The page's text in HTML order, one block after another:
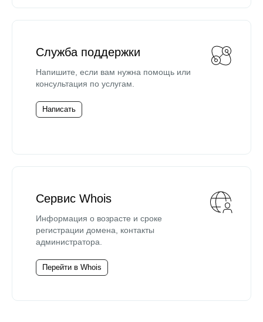
Служба поддержки
Напишите, если вам нужна помощь или
консультация по услугам.
Написать
Сервис Whois
Информация о возрасте и сроке
регистрации домена, контакты
администратора.
Перейти в Whois